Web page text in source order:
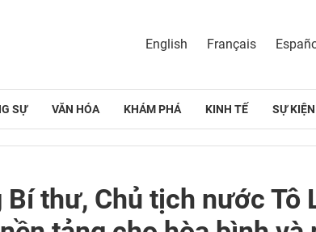
English Français
SỰ VĂN HÓA KHÁM PHÁ KINH TẾ SỰ
thư, Chủ tịch nước Tô